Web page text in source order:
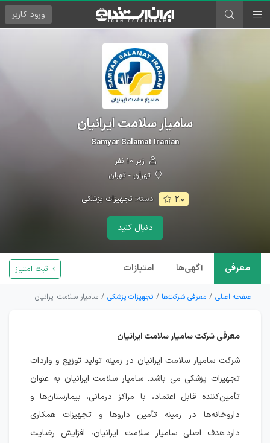
ورود کاربر
سامیار سلامت ایرانیان
Samyar Salamat Iranian
زیر ۱۰ نفر
تهران - تهران
۲.۰ دسته: تجهیزات پزشکی
دنبال کنید
معرفی آگهی‌ها امتیازات ثبت امتیاز
صفحه اصلی معرفی شرکت‌ها تجهیزات پزشکی سامیار سلامت ایرانیان
معرفی شرکت سامیار سلامت ایرانیان
شرکت سامیار سلامت ایرانیان در زمینه تولید توزیع و واردات
تجهیزات پزشکی می باشد. سامیار سلامت ایرانیان به عنوان
تأمین‌کننده قابل اعتماد، با مراکز درمانی، بیمارستان‌ها و
داروخانه‌ها در زمینه تأمین داروها و تجهیزات همکاری
دارد.هدف اصلی سامیار سلامت ایرانیان، افزایش رضایت